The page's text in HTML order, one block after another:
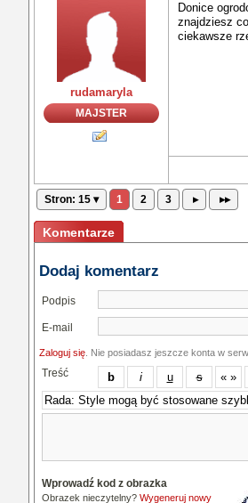
rudamaryla
MAJSTER
Donice
znajdziesz
ciekawsze
Stron: 15 ▾ 1 2 3 ▸ ▸▸
Komentarze
Dodaj komentarz
Podpis
E-mail
Zaloguj się . Nie posiadasz jeszcze konta w
Treść
Wprowadź kod z obrazka
Obrazek nieczytelny? Wygeneruj nowy